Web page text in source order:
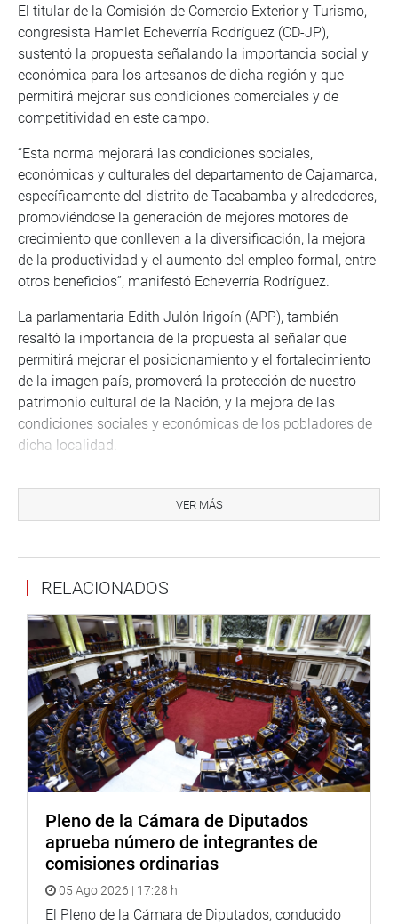
El titular de la Comisión de Comercio Exterior y Turismo,
congresista Hamlet Echeverría Rodríguez (CD-JP),
sustentó la propuesta señalando la importancia social y
económica para los artesanos de dicha región y que
permitirá mejorar sus condiciones comerciales y de
competitividad en este campo.
“Esta norma mejorará las condiciones sociales,
económicas y culturales del departamento de Cajamarca,
específicamente del distrito de Tacabamba y alrededores,
promoviéndose la generación de mejores motores de
crecimiento que conlleven a la diversificación, la mejora
de la productividad y el aumento del empleo formal, entre
otros beneficios”, manifestó Echeverría Rodríguez.
La parlamentaria Edith Julón Irigoín (APP), también
resaltó la importancia de la propuesta al señalar que
permitirá mejorar el posicionamiento y el fortalecimiento
de la imagen país, promoverá la protección de nuestro
patrimonio cultural de la Nación, y la mejora de las
condiciones sociales y económicas de los pobladores de
dicha localidad.
por unanimidad con 111 votos.
VER MÁS
RELACIONADOS
Pleno de la Cámara de Diputados
aprueba número de integrantes de
comisiones ordinarias
05 Ago 2026 | 17:28 h
El Pleno de la Cámara de Diputados, conducido